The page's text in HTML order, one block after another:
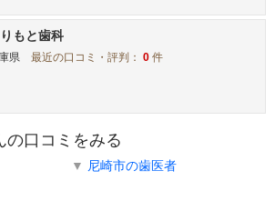
もと歯科
県 最近の口コミ・評判：0 件
の口コミをみる
▼ 尼崎市の歯医者